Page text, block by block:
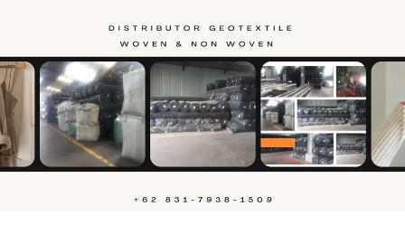
konten
Hubungi
kami